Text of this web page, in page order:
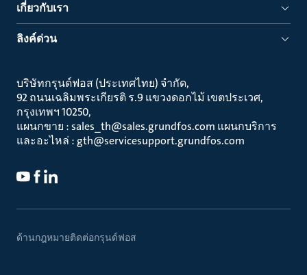
เกี่ยวกับเรา
ลิงค์ด่วน
บริษัทกรุนด์ฟอส (ประเทศไทย) จำกัด
92 ถนนเฉลิมพระเกียรติ ร.9 แขวงดอกไม้ เขตประเวศ
กรุงเทพฯ 10250
แผนกขาย : sales_th@sales.grundfos.com แผนกบริการ
และอะไหล่ : gth@servicesupport.grundfos.com
ด้านกฎหมายติดต่อกรุนด์ฟอส